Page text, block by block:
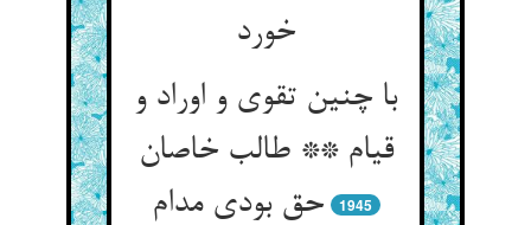
خورد
با چنین تقوی و اوراد و
قیام ** طالب خاصان
حق بودی مدام
1945